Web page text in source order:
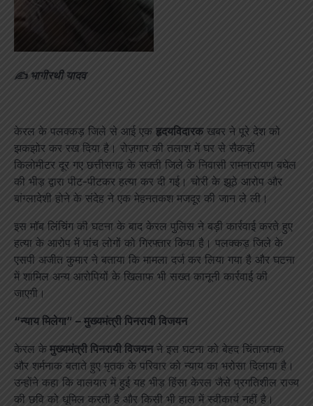
✍️ भागीरथी यादव
केरल के पलक्कड़ जिले से आई एक हृदयविदारकखबर ने पूरे देश को
झकझोर कर रख दिया है। रोज़गार की तलाश में घर से सैकड़ों
किलोमीटर दूर गए छत्तीसगढ़ के सक्ती जिले के निवासी रामनारायण बघेल
की भीड़ द्वारा पीट-पीटकर हत्या कर दी गई। चोरी के झूठे आरोप और
बांग्लादेशी होने के संदेह ने एक मेहनतकश मजदूर की जान ले ली।
इस मॉब लिंचिंग की घटना के बाद केरल पुलिस ने बड़ी कार्रवाई करते हुए
हत्या के आरोप में पांच लोगों को गिरफ्तार किया है। पलक्कड़ जिले के
एसपी अजीत कुमार ने बताया कि मामला दर्ज कर लिया गया है और घटना
में शामिल अन्य आरोपियों के खिलाफ भी सख्त कानूनी कार्रवाई की
जाएगी।
“न्याय मिलेगा” – मुख्यमंत्री पिनरायी विजयन
केरल के मुख्यमंत्री पिनरायी विजयनने इस घटना को बेहद चिंताजनक
और शर्मनाक बताते हुए मृतक के परिवार को न्याय का भरोसा दिलाया है।
उन्होंने कहा कि वालयार में हुई यह भीड़ हिंसा केरल जैसे प्रगतिशील राज्य
की छवि को धूमिल करती है और किसी भी हाल में स्वीकार्य नहीं है।